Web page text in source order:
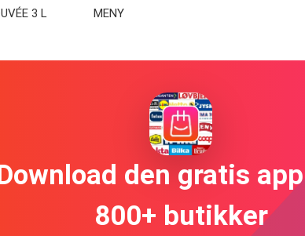
3 L MENY
den gratis
800+ butikker